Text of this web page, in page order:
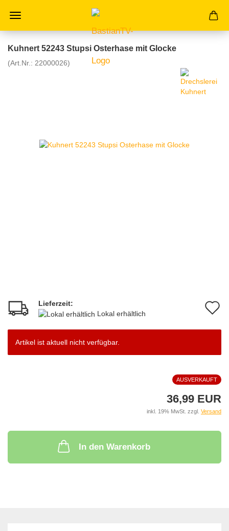
Kuhnert 52243 Stupsi Osterhase mit Glocke
(Art.Nr.: 22000026)
Lieferzeit:
Lokal erhältlich
Artikel ist aktuell nicht verfügbar.
AUSVERKAUFT
36,99 EUR
inkl. 19% MwSt. zzgl. Versand
In den Warenkorb